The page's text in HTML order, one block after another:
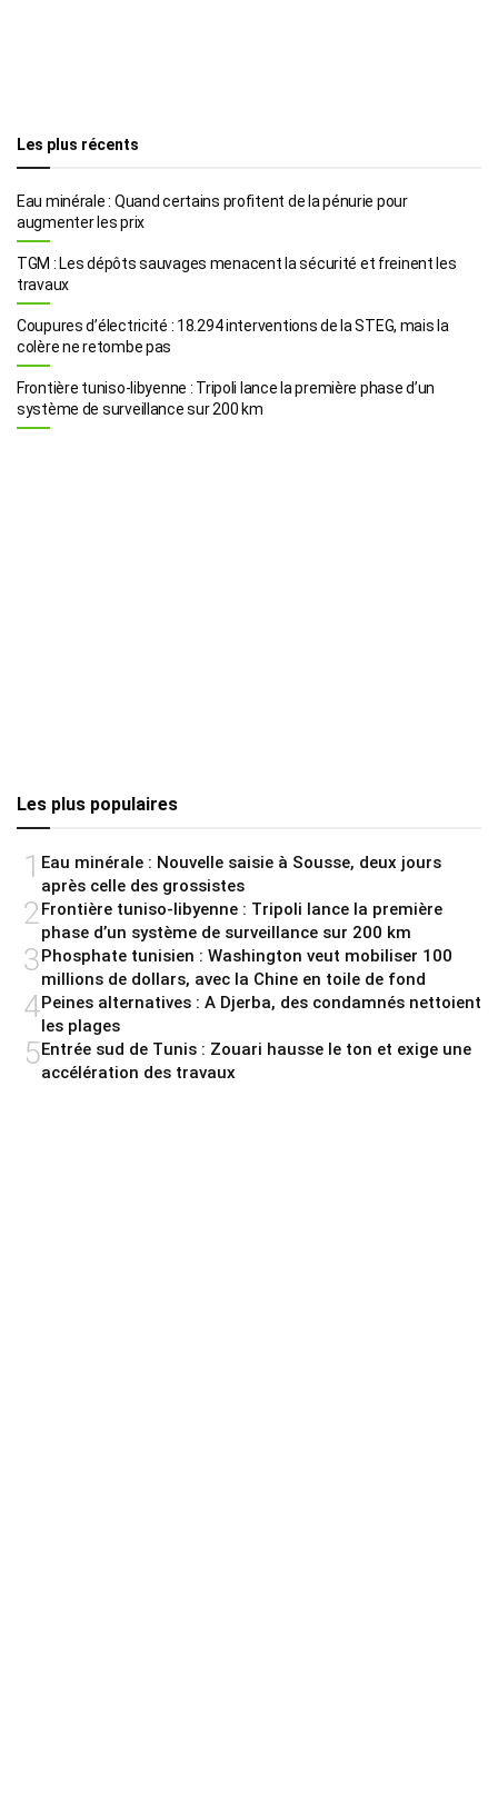
Les plus récents
Eau minérale : Quand certains profitent de la pénurie pour
augmenter les prix
TGM : Les dépôts sauvages menacent la sécurité et freinent les
travaux
Coupures d’électricité : 18.294 interventions de la STEG, mais la
colère ne retombe pas
Frontière tuniso-libyenne : Tripoli lance la première phase d’un
système de surveillance sur 200 km
Les plus populaires
1 Eau minérale : Nouvelle saisie à Sousse, deux jours
après celle des grossistes
2Frontière tuniso-libyenne : Tripoli lance la première
phase d’un système de surveillance sur 200 km
3Phosphate tunisien : Washington veut mobiliser 100
millions de dollars, avec la Chine en toile de fond
4Peines alternatives : A Djerba, des condamnés nettoient
les plages
5Entrée sud de Tunis : Zouari hausse le ton et exige une
accélération des travaux